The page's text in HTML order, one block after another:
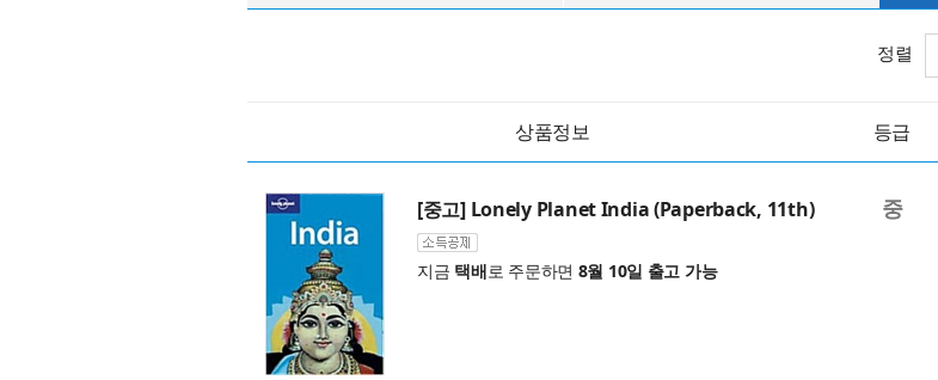
정렬
상품정보 등급
[중고] Lonely Planet India (Paperback, 11th)
지금 택배로 주문하면 8월 10일 출고 가능
중